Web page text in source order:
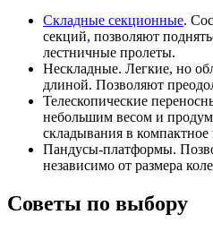
Складные секционные.
секций, позволяют
лестничные пролеты.
Нескладные. Легкие, но
длиной. Позволяют
Телескопические
небольшим весом и
складывания в компактное
Пандусы-платформы.
независимо от размера
Советы по выбору